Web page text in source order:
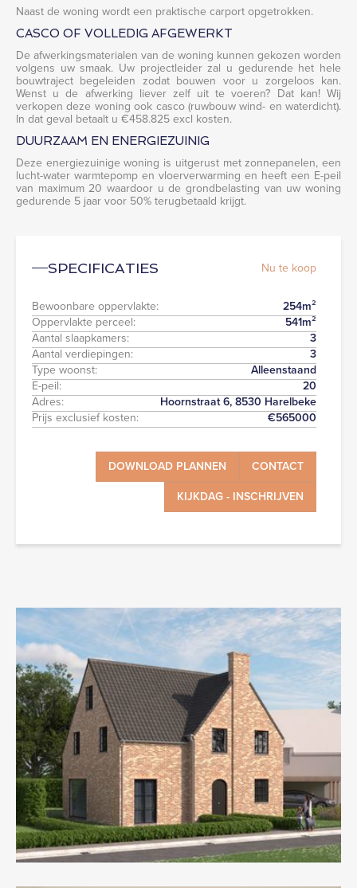
SPECIFICATIES Nu te koop
Bewoonbare oppervlakte: 254m²
Oppervlakte perceel:
541m²
Aantal slaapkamers:
3
Aantal verdiepingen:
3
Type woonst:
Alleenstaand
E-peil:
20
Adres:
Hoornstraat 6, 8530 Harelbeke
Prijs exclusief kosten:
€565000
DOWNLOAD PLANNEN
CONTACT
KIJKDAG - INSCHRIJVEN
Naast de woning wordt een praktische carport opgetrokken.
CASCO OF VOLLEDIG AFGEWERKT
De afwerkingsmaterialen van de woning kunnen gekozen worden
volgens uw smaak. Uw projectleider zal u gedurende het hele
bouwtraject begeleiden zodat bouwen voor u zorgeloos kan.
Wenst u de afwerking liever zelf uit te voeren? Dat kan! Wij
verkopen deze woning ook casco (ruwbouw wind- en waterdicht).
In dat geval betaalt u €458.825 excl kosten.
DUURZAAM EN ENERGIEZUINIG
Deze energiezuinige woning is uitgerust met zonnepanelen, een
lucht-water warmtepomp en vloerverwarming en heeft een E-peil
van maximum 20 waardoor u de grondbelasting van uw woning
gedurende 5 jaar voor 50% terugbetaald krijgt.